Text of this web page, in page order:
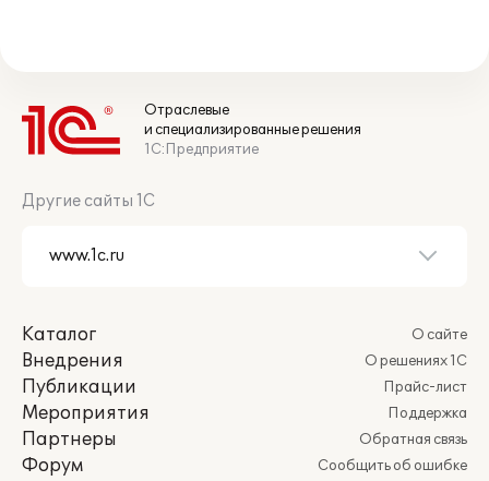
Отраслевые
и специализированные решения
1С:Предприятие
Другие сайты 1С
Каталог
Внедрения
Публикации
Мероприятия
Партнеры
Форум
О сайте
О решениях 1С
Прайс-лист
Поддержка
Обратная связь
Сообщить об ошибке